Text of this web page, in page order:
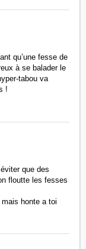
qu’une fesse de
à se balader le
tabou va
!
que des
floutte les fesses
honte a toi